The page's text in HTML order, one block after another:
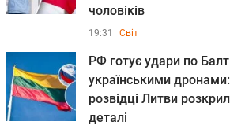
чоловіків
19:31 Світ
РФ готує удари по
українськими
розвідці Литви
деталі